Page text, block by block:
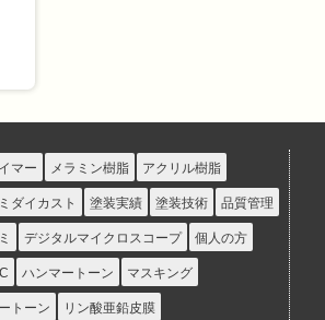
マー メラミン樹脂 アクリル樹脂
ダイカスト 塗装実績 塗装技術 品質管理
デジタルマイクロスコープ 個人の方
ハンマートーン マスキング
トーン リン酸亜鉛皮膜